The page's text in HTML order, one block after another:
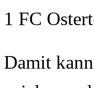
1 FC
Damit